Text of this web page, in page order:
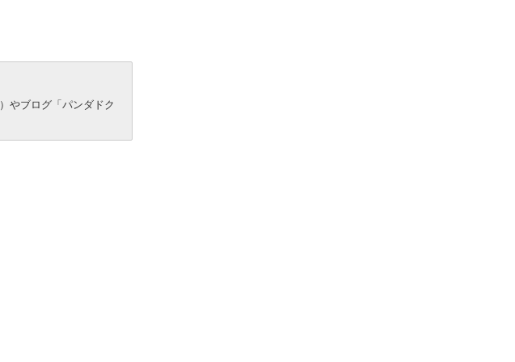
）やブログ「パンダドク